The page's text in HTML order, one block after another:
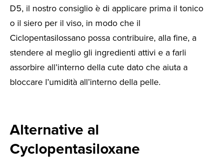
D5, il nostro consiglio è di applicare prima il tonico
o il siero per il viso, in modo che il
Ciclopentasilossano possa contribuire, alla fine, a
stendere al meglio gli ingredienti attivi e a farli
assorbire all’interno della cute dato che aiuta a
bloccare l’umidità all’interno della pelle.
Alternative al
Cyclopentasiloxane